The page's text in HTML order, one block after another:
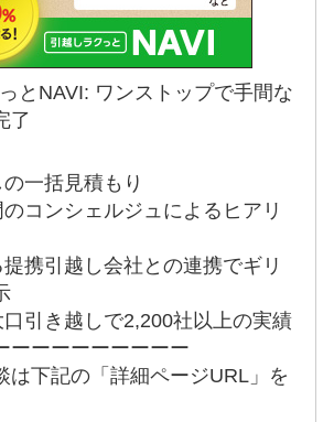
とNAVI: ワンストップで手間な
了
一括見積もり
コンシェルジュによるヒアリ
携引越し会社との連携でギリ
引き越しで2,200社以上の実績
ーーーーーーーーー
下記の「詳細ページURL」を